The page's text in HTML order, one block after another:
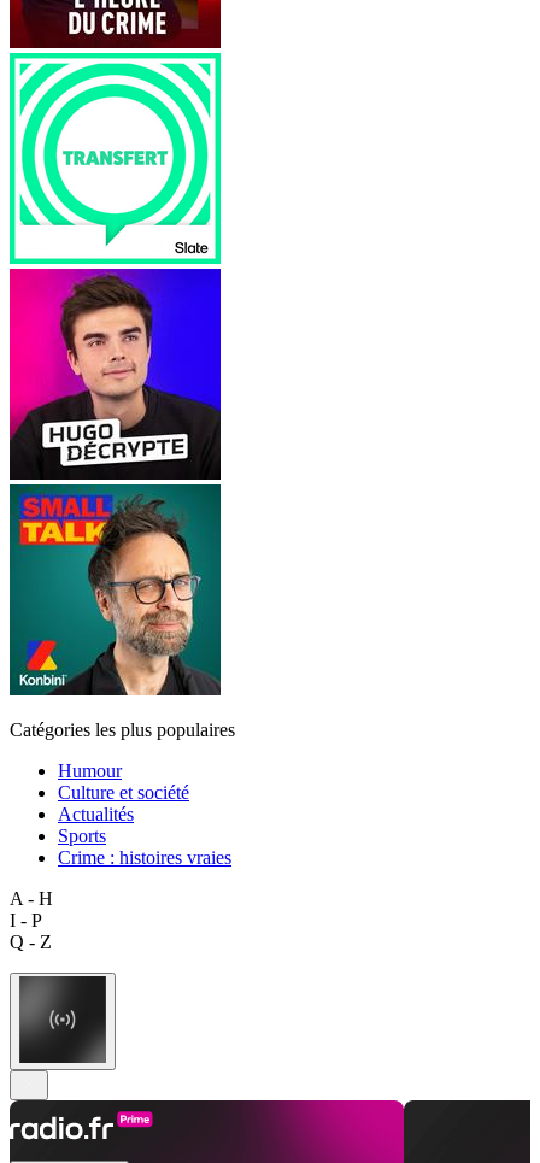
Catégories les plus populaires
Humour
Culture et société
Actualités
Sports
Crime : histoires vraies
A - H
I - P
Q - Z